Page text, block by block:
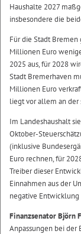
Haushalte 2027
insbesondere die
Für die Stadt Bremen
Millionen Euro
2025 aus, für 2028
Stadt Bremerhaven
Millionen Euro
liegt vor allem an der
Im Landeshaushalt
Oktober-
(inklusive
Euro rechnen, für
Treiber dieser
Einnahmen aus der
negative
Finanzsenator Björn
Anpassungen bei